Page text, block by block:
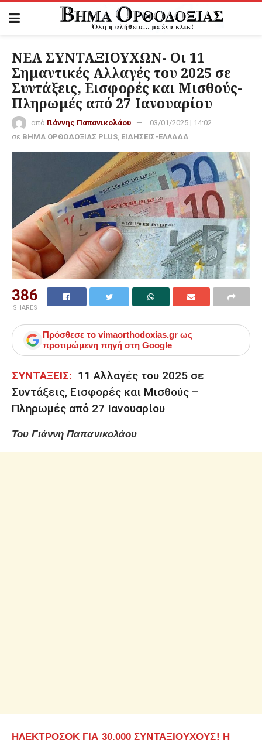
ΝΕΑ ΣΥΝΤΑΞΙΟΥΧΩΝ- Οι 11
Σημαντικές Αλλαγές του 2025 σε
Συντάξεις, Εισφορές και Μισθούς-
Πληρωμές από 27 Ιανουαρίου
από Γιάννης Παπανικολάου
03/01/2025 | 14:02
σε ΒΗΜΑ ΟΡΘΟΔΟΞΙΑΣ PLUS, ΕΙΔΗΣΕΙΣ-ΕΛΛΑΔΑ
386
SHARES
Πρόσθεσε το vimaorthodoxias.gr ως
προτιμώμενη πηγή στη Google
ΣΥΝΤΑΞΕΙΣ: 11 Αλλαγές του 2025 σε
Συντάξεις, Εισφορές και Μισθούς –
Πληρωμές από 27 Ιανουαρίου
Του Γιάννη Παπανικολάου
ΗΛΕΚΤΡΟΣΟΚ ΓΙΑ 30.000 ΣΥΝΤΑΞΙΟΥΧΟΥΣ! Η